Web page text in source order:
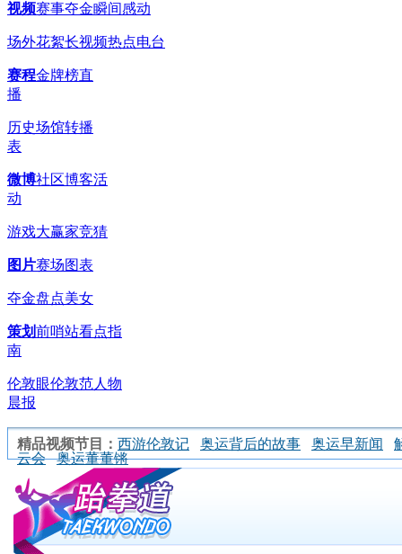
视频赛事夺金瞬间感动
场外花絮长视频热点电台
赛程金牌榜直
播
历史场馆转播
表
微博社区博客活
动
游戏大赢家竞猜
图片赛场图表
夺金盘点美女
策划前哨站看点指
南
伦敦眼伦敦范人物
晨报
精品视频节目： 西游伦敦记 奥运背后的故事 奥运早新闻
云会
奥运董董锵